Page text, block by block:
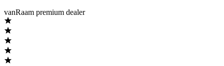
vanRaam premium dealer